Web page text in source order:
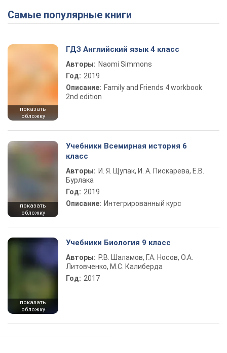
Play Video
Самые популярные книги
показать
обложку
ГДЗ Английский язык 4 класс
Авторы: Naomi Simmons
Год: 2019
Описание: Family and Friends 4 workbook
2nd edition
показать
обложку
Учебники Всемирная история 6
класс
Авторы: И. Я. Щупак, И. А. Пискарева, Е.В.
Бурлака
Год: 2019
Описание: Интегрированный курс
показать
обложку
Учебники Биология 9 класс
Авторы: Р.В. Шаламов, Г.А. Носов, О.А.
Литовченко, М.С. Калиберда
Год: 2017